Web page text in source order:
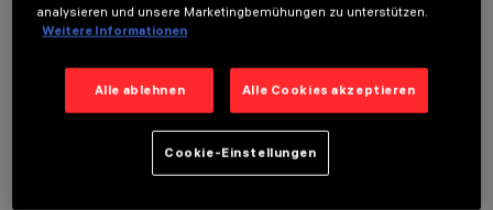
TECHNISCHE DATEN
Bandleuchte mit direktem Licht zur Verwendung von
analysieren und unsere Marketingbemühungen zu unterstützen.
Weitere Informationen
Alle ablehnen Alle Cookies akzeptieren
Cookie-Einstellungen